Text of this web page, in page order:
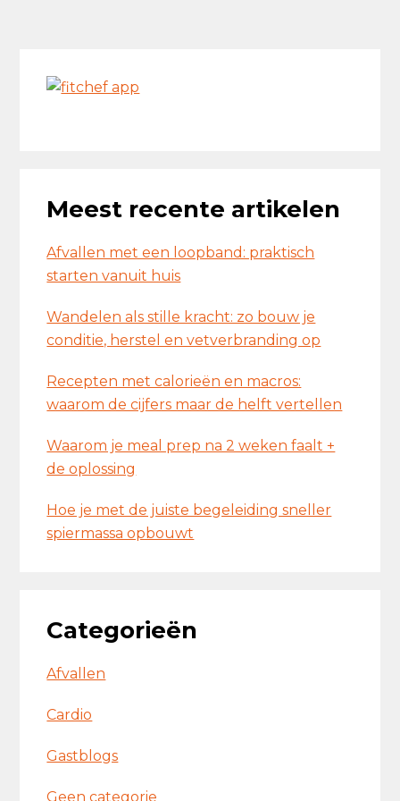
Meest recente artikelen
Afvallen met een loopband: praktisch
starten vanuit huis
Wandelen als stille kracht: zo bouw je
conditie, herstel en vetverbranding op
Recepten met calorieën en macros:
waarom de cijfers maar de helft vertellen
Waarom je meal prep na 2 weken faalt +
de oplossing
Hoe je met de juiste begeleiding sneller
spiermassa opbouwt
Categorieën
Afvallen
Cardio
Gastblogs
Geen categorie